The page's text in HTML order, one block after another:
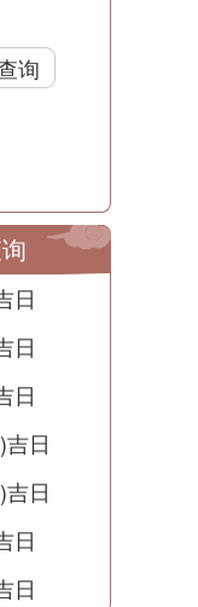
询
日
日
日
日
日
日
日